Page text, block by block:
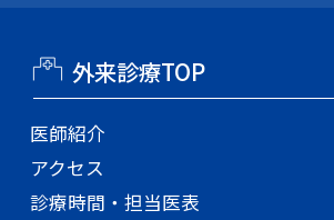
外来診療TOP
医師紹介
アクセス
診療時間・担当医表